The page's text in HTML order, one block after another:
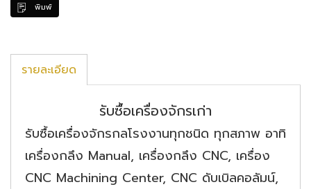
พิมพ์
รายละเอียด
รับซื้อเครื่องจักรเก่า
รับซื้อเครื่องจักรกลโรงงานทุกชนิด ทุกสภาพ อาทิ
เครื่องกลึง Manual, เครื่องกลึง CNC, เครื่อง
CNC Machining Center, CNC ดับเบิลคอลัมน์,